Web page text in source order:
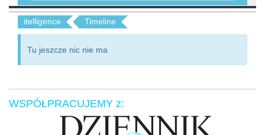
itelligence Timeline
Tu jeszcze nic nie ma
WSPÓŁPRACUJEMY z: